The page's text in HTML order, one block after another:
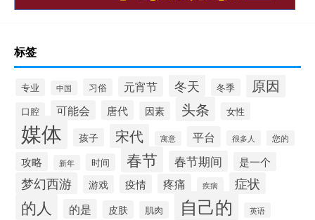
标签
专业 中国 习俗 元宵节 冬天 冬季 原因
口腔 可能会 唐代 因素 头条 女性
媒体 孩子 宋代 寓意 平台 很多人 您的
攻略 新年 时间 春节 春节期间 是一个
梦幻西游 游戏 疫情 疼痛 疾病 症状
的人 的是 皮肤 肌肉 自己的 英语